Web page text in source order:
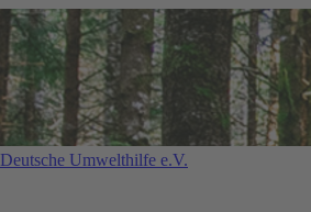
Deutsche Umwelthilfe e.V.